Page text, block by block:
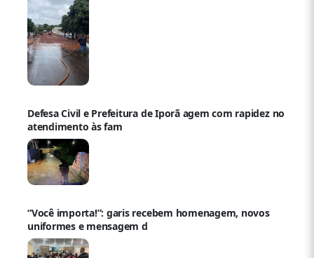
Defesa Civil e Prefeitura de Iporã agem com rapidez no
atendimento às fam
“Você importa!”: garis recebem homenagem, novos
uniformes e mensagem d